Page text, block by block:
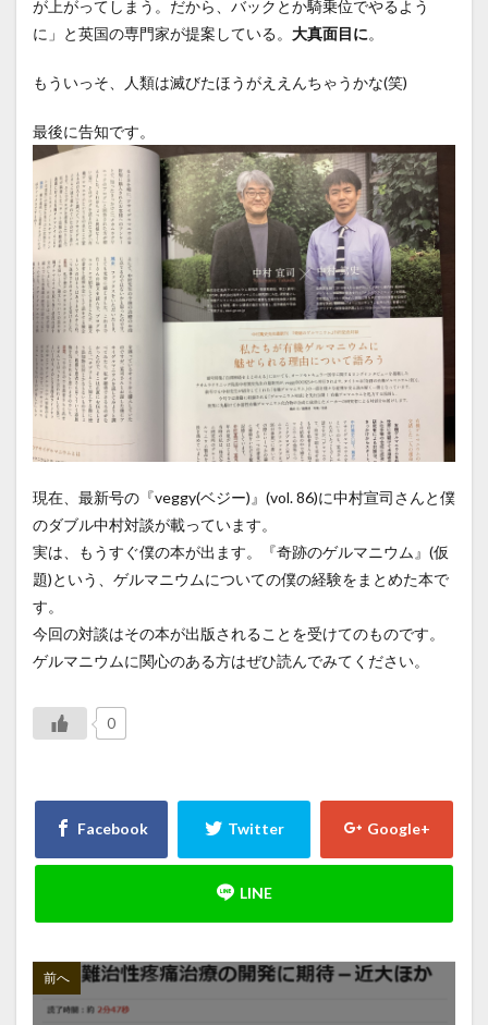
が上がってしまう。だから、バックとか騎乗位でやるよう
に」と英国の専門家が提案している。 大真面目に。
もういっそ、人類は滅びたほうがええんちゃうかな(笑)
最後に告知です。
現在、最新号の『veggy(ベジー)』(vol. 86)に中村宣司さんと僕
のダブル中村対談が載っています。
実は、もうすぐ僕の本が出ます。『奇跡のゲルマニウム』(仮
題)という、ゲルマニウムについての僕の経験をまとめた本で
す。
今回の対談はその本が出版されることを受けてのものです。
ゲルマニウムに関心のある方はぜひ読んでみてください。
0
前へ